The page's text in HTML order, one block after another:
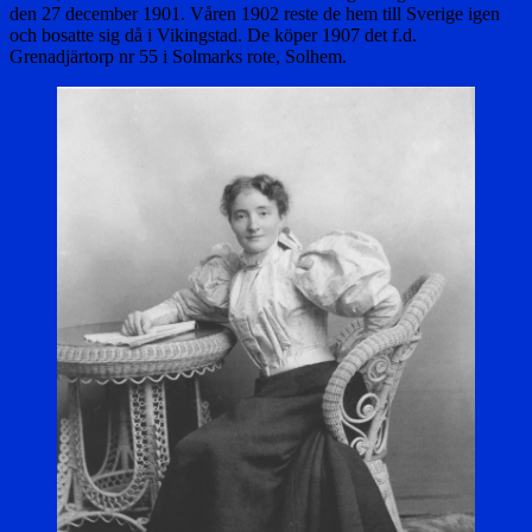
den 27 december 1901. Våren 1902 reste de hem till Sverige igen
och bosatte sig då i Vikingstad. De köper 1907 det f.d.
Grenadjärtorp nr 55 i Solmarks rote, Solhem.